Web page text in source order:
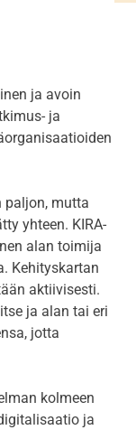
ja avoin
ja
paljon, mutta
yhteen. KIRA-
alan toimija
Kehityskartan
aktiivisesti.
ja alan tai eri
jotta
kolmeen
ja